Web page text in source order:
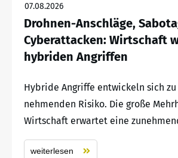
07.08.2026
Drohnen-Anschläge,
Cyberattacken: Wirtschaft
hybriden Angriffen
Hybride Angriffe entwickeln sich
nehmenden Risiko. Die große
Wirtschaft erwartet eine
weiterlesen